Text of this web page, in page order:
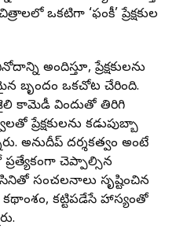
ఒకటిగా ‘ఫంకీ’ ప్రేక్షకుల
అందిస్తూ, ప్రేక్షకులను
బృందం ఒకచోట చేరింది.
శైలి కామెడీ విందుతో తిరిగి
ప్రేక్షకులను కడుపుబ్బా
అనుదీప్ దర్శకత్వం అంటే
చెప్పాల్సిన
సంచలనాలు సృష్టించిన
కట్టిపడేసే హాస్యంతో